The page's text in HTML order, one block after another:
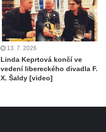
13. 7. 2026
Linda Keprtová končí ve
vedení libereckého divadla F.
X. Šaldy [video]